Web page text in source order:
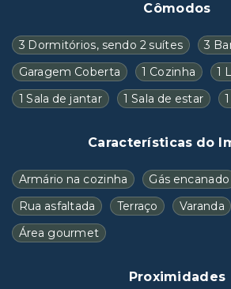
Cômodos
3 Dormitórios, sendo 2 suítes 3
Garagem Coberta
1 Cozinha
1
1 Sala de jantar
1 Sala de estar
Características do
Armário na cozinha Gás encanado
Rua asfaltada
Terraço Varanda
Área gourmet
Proximidades